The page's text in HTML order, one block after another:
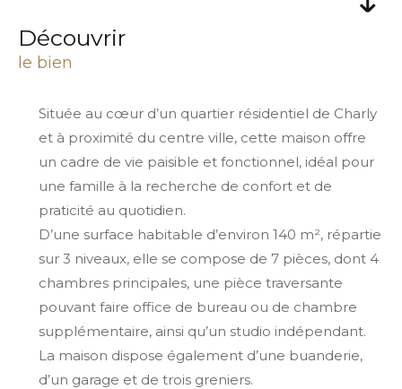
découvrir
le bien
Située au cœur d’un quartier résidentiel de Charly
et à proximité du centre ville, cette maison offre
un cadre de vie paisible et fonctionnel, idéal pour
une famille à la recherche de confort et de
praticité au quotidien.
D’une surface habitable d’environ 140 m², répartie
sur 3 niveaux, elle se compose de 7 pièces, dont 4
chambres principales, une pièce traversante
pouvant faire office de bureau ou de chambre
supplémentaire, ainsi qu’un studio indépendant.
La maison dispose également d’une buanderie,
d’un garage et de trois greniers.